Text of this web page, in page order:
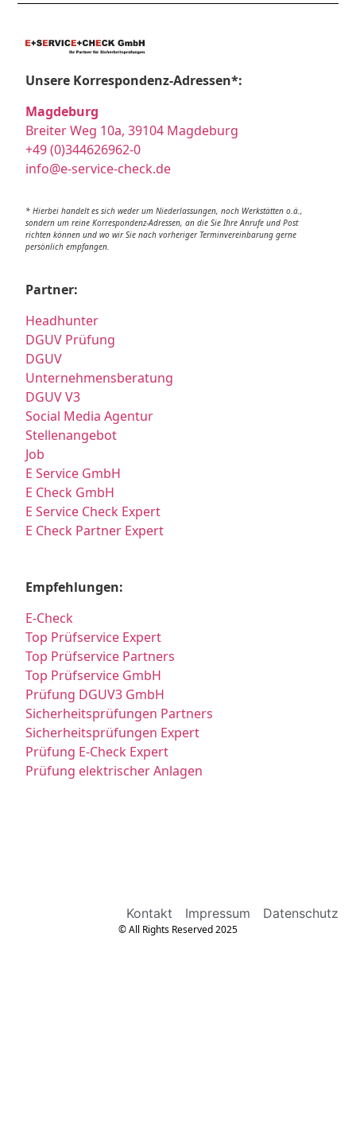
Unsere Korrespondenz-Adressen*:
Magdeburg
Breiter Weg 10a, 39104 Magdeburg
+49 (0)344626962-0
info@e-service-check.de
* Hierbei handelt es sich weder um Niederlassungen, noch Werkstätten o.ä.,
sondern um reine Korrespondenz-Adressen, an die Sie Ihre Anrufe und Post
richten können und wo wir Sie nach vorheriger Terminvereinbarung gerne
persönlich empfangen.
Partner:
Headhunter
DGUV Prüfung
DGUV
Unternehmensberatung
DGUV V3
Social Media Agentur
Stellenangebot
Job
E Service GmbH
E Check GmbH
E Service Check Expert
E Check Partner Expert
Empfehlungen:
E-Check
Top Prüfservice Expert
Top Prüfservice Partners
Top Prüfservice GmbH
Prüfung DGUV3 GmbH
Sicherheitsprüfungen Partners
Sicherheitsprüfungen Expert
Prüfung E-Check Expert
Prüfung elektrischer Anlagen
Kontakt Impressum Datenschutz
© All Rights Reserved 2025